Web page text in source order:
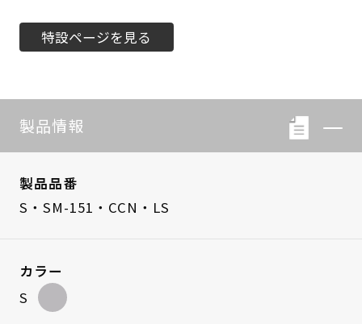
特設ページを見る
製品情報
製品品番
S・SM-151・CCN・LS
カラー
S